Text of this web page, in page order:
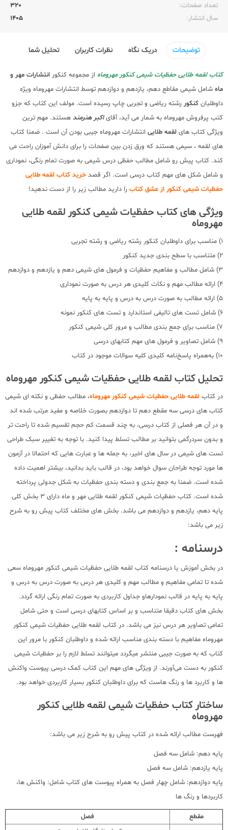
تعداد صفحات:‌
320
سال انتشار:‌
1405
توضیحات دریک نگاه نظرات کاربران تحلیل شما
کتاب لقمه طلایی حفظیات شیمی کنکور مهروماه از مجموعه کنکور انتشارات مهر و
ماه شامل شیمی مقاطع دهم، یازدهم و دوازدهم توسط انتشارات مهروماه ویژه
داوطلبان کنکور رشته ریاضی و تجربی چاپ رسیده است. مولف این کتاب که جزو
کتب پرفروش مهروماه به شمار می آید، آقایاکبر هنرمند هستند. مهم ترین
ویژگی کتاب های لقمه طلایی انتشارات مهروماه جیبی بودن آن است . ضمنا کتاب
های لقمه ، سیمی هستند که ورق زدن بین صفحات را برای دانش آموزان راحت می
کند. کتاب پیش رو شامل مطالب حفظی درس شیمی به صورت تمام رنگی، نموداری
و شامل شکل های مهم کتاب درسی است. اگر قصد خرید کتاب لقمه طلایی
حفظیات شیمی کنکور از عشق کتاب را دارید مطالب زیر را از دست ندهید!
ویژگی های کتاب حفظیات شیمی کنکور لقمه طلایی
مهروماه
1) مناسب برای داوطلبان کنکور رشته ریاضی و رشته تجربی
2) متناسب با سطح بندی جدید کنکور
3) شامل مطالب و مفاهیم حفظیات و فرمول های شیمی دهم و یازدهم و دوازدهم
4) ارائه مطالب مهم و نکات کلیدی هر درس به صورت نموداری
5) ارائه مطالب به صورت درس به درس و پایه به پایه
6) شامل تست های تالیفی استاندارد و تست های کنکور نمونه
7) مناسب برای جمع بندی مطالب و مرور کلی شیمی کنکور
9) شامل تصاویر و فرمول های مهم کتابهای درسی
10) به‌همراه پاسخ‌نامه کلیدی کلیه سوالات موجود در کتاب
تحلیل کتاب لقمه طلایی حفظیات شیمی کنکور مهروماه
در کتاب لقمه طلایی حفظیات شیمی کنکور مهروماه، مطالب حفظی و نکته ای شیمی
کتاب های درسی سه مقطع دهم تا دوازدهم بصورت خلاصه و مفید مرتب شده اند
و در آن هر فصلی از کتاب درسی، به چند قسمت کم حجم تقسیم شده تا راحت تر
و بدون سردرگمی بتوانید بر مطالب تسلط پیدا کنید. با توجه به تغییر سبک طراحی
تست های شیمی در سال های اخیر، به جمله ها و عبارت هایی که احتمالا در آزمون
ها مورد توجه طراحان سوال خواهد بود، در قالب باید بدانید، بیشتر اهمیت داده
شده است. ضمنا به جمع بندی و دسته بندی حفظیات به شکل جدولی پرداخته
شده است. کتاب حفظیات شیمی کنکور لقمه طلایی مهر و ماه دارای 3 بخش کلی
پایه دهم، یازدهم و دوازدهم می باشد. بخش های مختلف کتاب پیش رو به شرح
زیر می باشد:
درسنامه :
در بخش آموزش یا درسنامه کتاب لقمه طلایی حفظیات شیمی کنکور مهروماه سعی
شده تا تمامی مفاهیم و مطالب مهم و کلیدی هر درس به صورت درس به درس و
پایه به پایه در قالب نمودارهاو جداول کاربردی به صورت تمام رنگی ارائه گردد.
بخش های کتاب دقیقا متناسب و بر اساس کتابهای درسی است و حتی شامل
تمامی تصاویر هر درس نیز می باشد. در کتاب لقمه طلایی حفظیات شیمی کنکور
مهروماه مفاهیم با دسته بندی مناسب ارائه شده و داوطلبان کنکور با مرور این
کتاب که به صورت جیبی منتشر میگردد میتوانند تسلط لازم را بر حفظیات شیمی
کنکور به دست می‌آورند. از ویژگی های مهم این کتاب کمک درسی پیوست واکنش
ها و کاربرد ها و رنگ هاست که برای داوطلبان کنکور بسیار کاربردی خواهد بود.
ساختار کتاب حفظیات شیمی لقمه طلایی کنکور
مهروماه
فهرست مطالب ارائه شده در کتاب پیش رو به شرح زیر می باشد:
پایه دهم: شامل سه فصل
پایه یازدهم: شامل سه فصل
پایه دوازدهم: شامل چهار فصل به همراه پیوست های کتاب شامل: واکنش ها،
کاربردها و رنگ ها
مقطع
فصل